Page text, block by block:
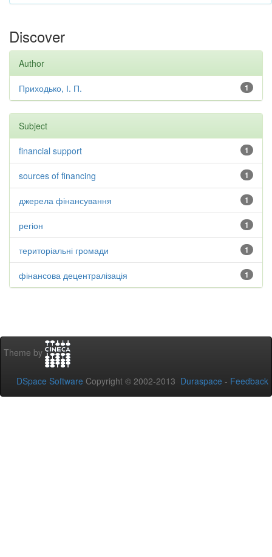
Discover
Author
1
Приходько, І. П.
Subject
1
financial support
1
sources of financing
1
джерела фінансування
1
регіон
1
територіальні громади
1
фінансова децентралізація
Theme by
DSpace Software Copyright © 2002-2013 Duraspace - Feedback